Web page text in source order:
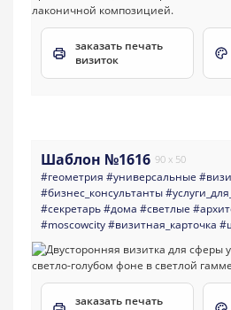
заказать печать
визиток
Шаблон №1616 90 x 50
#геометрия #универсальные
#бизнес_консультанты
#секретарь#дома #светлые
#moscowcity#визитная_карточка
заказать печать